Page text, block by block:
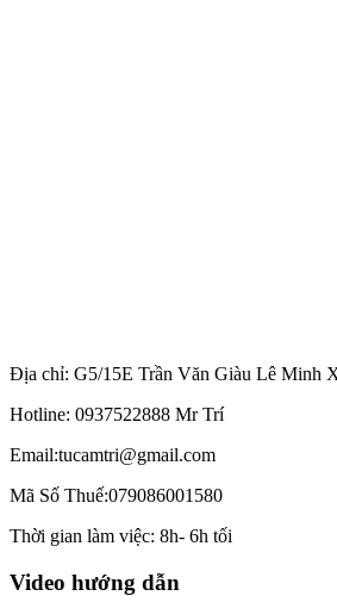
Địa chỉ: G5/15E Trần Văn Giàu Lê Minh
Hotline: 0937522888 Mr Trí
Email:tucamtri@gmail.com
Mã Số Thuế:079086001580
Thời gian làm việc: 8h- 6h tối
Video hướng dẫn